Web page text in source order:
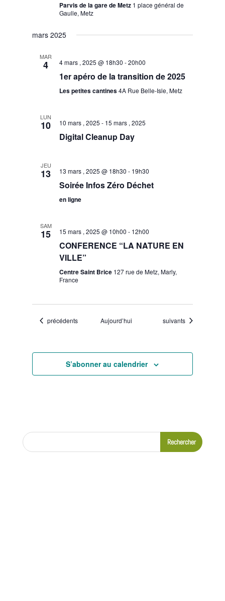
Parvis de la gare de Metz 1 place général de
Gaulle, Metz
mars 2025
MAR
4 4 mars , 2025 @ 18h30 -20h00
1er apéro de la transition de 2025
Les petites cantines4A Rue Belle-Isle, Metz
LUN
10 10 mars , 2025 - 15 mars , 2025
Digital Cleanup Day
JEU
13 13 mars , 2025 @ 18h30 - 19h30
Soirée Infos Zéro Déchet
en ligne
SAM
15 15 mars , 2025 @ 10h00 - 12h00
CONFERENCE “LA NATURE EN
VILLE”
Centre Saint Brice 127 rue de Metz, Marly,
France
Évènements
précédents Aujourd’hui Évènements
suivants
S’abonner au calendrier